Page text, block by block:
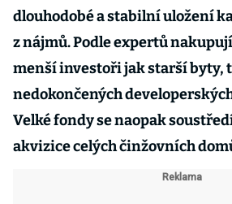
dlouhodobé a stabilní uložení
z nájmů. Podle expertů
menší investoři jak starší byty,
nedokončených
Velké fondy se naopak
akvizice celých činžovních